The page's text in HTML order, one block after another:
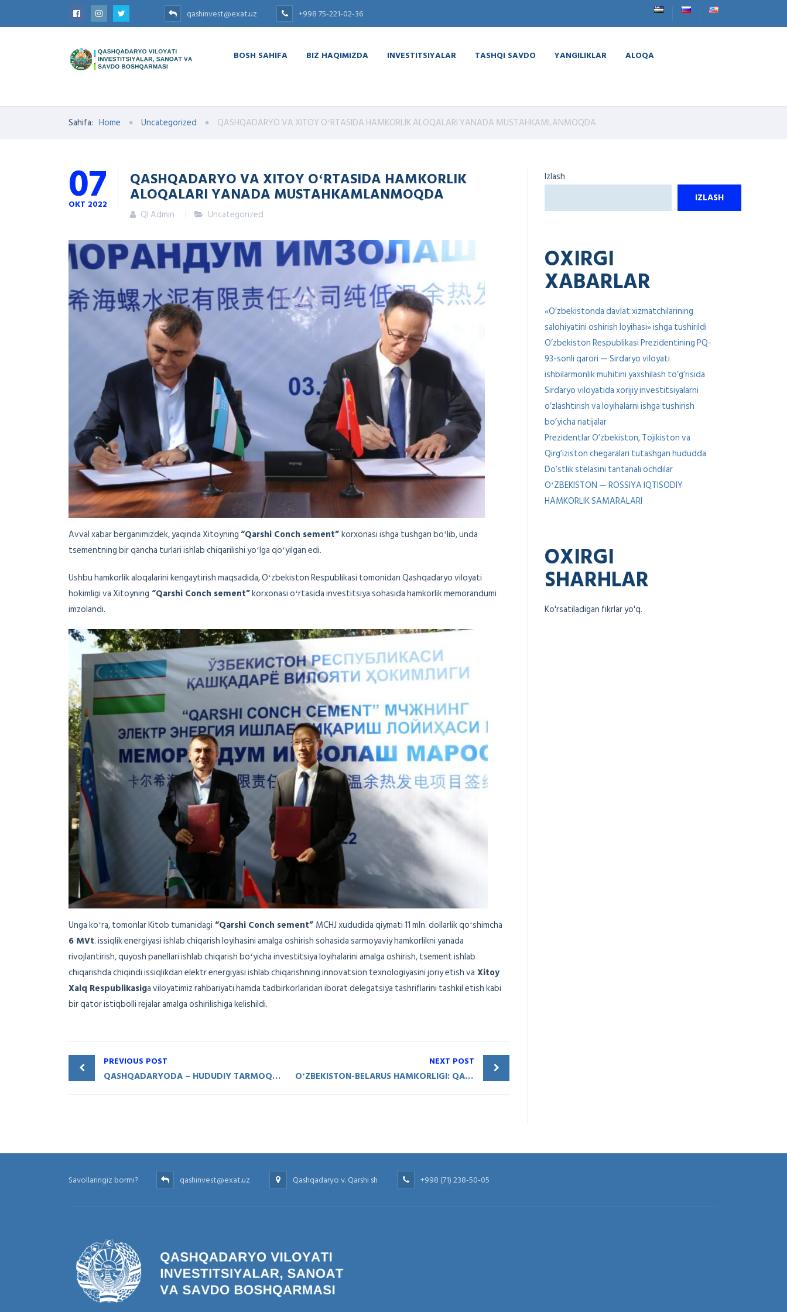
qashinvest@exat.uz +998 75-221-02-36
BOSH SAHIFA BIZ HAQIMIZDA INVESTITSIYALAR TASHQI SAVDO YANGILIKLAR ALOQA
Sahifa: Home Uncategorized QASHQADARYO VA XITOY OʻRTASIDA HAMKORLIK ALOQALARI YANADA MUSTAHKAMLANMOQDA
07
OKT 2022
QASHQADARYO VA XITOY OʻRTASIDA HAMKORLIK
ALOQALARI YANADA MUSTAHKAMLANMOQDA
QI Admin Uncategorized
Avval xabar berganimizdek, yaqinda Xitoyning“Qarshi Conch sement”korxonasi ishga tushgan boʻlib, unda
tsementning bir qancha turlari ishlab chiqarilishi yoʻlga qoʻyilgan edi.
Ushbu hamkorlik aloqalarini kengaytirish maqsadida, Oʻzbekiston Respublikasi tomonidan Qashqadaryo viloyati
hokimligi va Xitoyning “Qarshi Conch sement”korxonasi oʻrtasida investitsiya sohasida hamkorlik memorandumi
imzolandi.
Unga koʻra, tomonlar Kitob tumanidagi “Qarshi Conch sement” MCHJ xududida qiymati 11 mln. dollarlik qoʻshimcha
6 MVt. issiqlik energiyasi ishlab chiqarish loyihasini amalga oshirish sohasida sarmoyaviy hamkorlikni yanada
rivojlantirish, quyosh panellari ishlab chiqarish boʻyicha investitsiya loyihalarini amalga oshirish, tsement ishlab
chiqarishda chiqindi issiqlikdan elektr energiyasi ishlab chiqarishning innovatsion texnologiyasini joriy etish va Xitoy
Xalq Respublikasiga viloyatimiz rahbariyati hamda tadbirkorlaridan iborat delegatsiya tashriflarini tashkil etish kabi
bir qator istiqbolli rejalar amalga oshirilishiga kelishildi.
PREVIOUS POST
QASHQADARYODA – HUDUDIY TARMOQLARARO SANOAT YARMARKASI BOʻLIB OʻTMOQDA
NEXT POST
OʻZBEKISTON-BELARUS HAMKORLIGI: QASHQADARYO VA VITEBSK VILOYATLARI BIR QATOR HAMKORLIK SHARTNOMALARINI IMZOLADI
Izlash
IZLASH
OXIRGI
XABARLAR
«O’zbekistonda davlat xizmatchilarining
salohiyatini oshirish loyihasi» ishga tushirildi
O’zbekiston Respublikasi Prezidentining PQ-
93-sonli qarori — Sirdaryo viloyati
ishbilarmonlik muhitini yaxshilash to’g’risida
Sirdaryo viloyatida xorijiy investitsiyalarni
o’zlashtirish va loyihalarni ishga tushirish
bo’yicha natijalar
Prezidentlar O’zbekiston, Tojikiston va
Qirg’iziston chegaralari tutashgan hududda
Do’stlik stelasini tantanali ochdilar
OʻZBEKISTON — ROSSIYA IQTISODIY
HAMKORLIK SAMARALARI
OXIRGI
SHARHLAR
Ko'rsatiladigan fikrlar yo'q.
Savollaringiz bormi? qashinvest@exat.uz Qashqadaryo v. Qarshi sh +998 (71) 238-50-05